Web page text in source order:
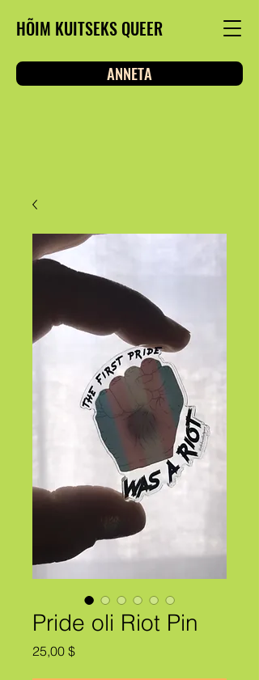
HÕIM KUITSEKS QUEER
ANNETA
Pride oli Riot Pin
25,00 $Price